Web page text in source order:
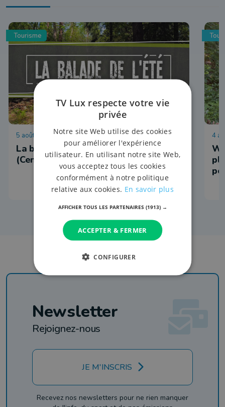
Tourisme
5 août 2026 à 19:00
La balade de l'été 2026 : Étape 6
(Cens)
4
Newsletter
Rejoignez-nous
JE M'INSCRIS
Recevez nos newsletters pour ne rien manquer
TV Lux respecte votre vie
privée
Notre site Web utilise des cookies
pour améliorer l'expérience
utilisateur. En utilisant notre site Web,
vous acceptez tous les cookies
conformément à notre politique
relative aux cookies. En savoir plus
AFFICHER TOUS LES PARTENAIRES (1913) →
ACCEPTER & FERMER
CONFIGURER